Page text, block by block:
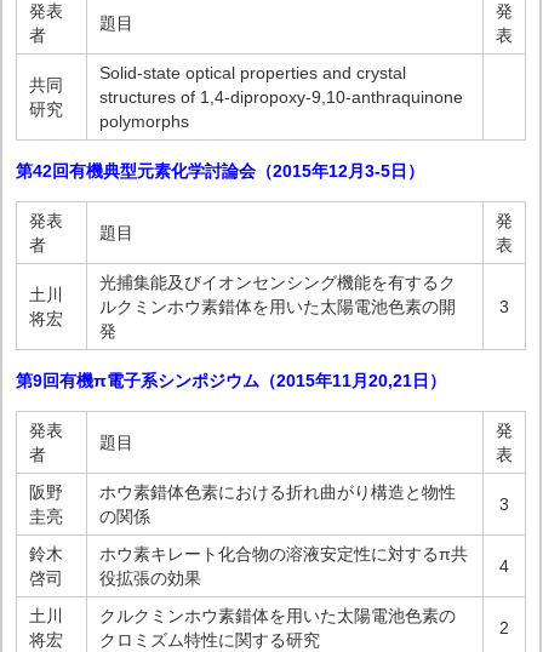
発表
者
題目
発
表
共同
研究
Solid-state optical properties and crystal
structures of 1,4-dipropoxy-9,10-anthraquinone
polymorphs
第42回有機典型元素化学討論会（2015年12月3-5日）
発表
者
題目
発
表
土川
将宏
光捕集能及びイオンセンシング機能を有するク
ルクミンホウ素錯体を用いた太陽電池色素の開
発
3
第9回有機π電子系シンポジウム（2015年11月20,21日）
発表
者
題目
発
表
阪野
圭亮
ホウ素錯体色素における折れ曲がり構造と物性
の関係
3
鈴木
啓司
ホウ素キレート化合物の溶液安定性に対するπ共
役拡張の効果
4
土川
将宏
クルクミンホウ素錯体を用いた太陽電池色素の
クロミズム特性に関する研究
2